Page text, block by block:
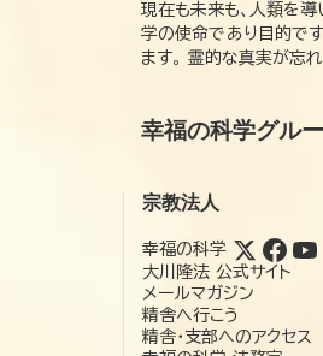
現在も未来も、人類を
学の使命であり目的で
ます。 霊的な真実が忘
幸福の科学グル
宗教法人
幸福の科学
大川隆法 公式サイト
メールマガジン
精舎へ行こう
精舎・支部へのアクセス